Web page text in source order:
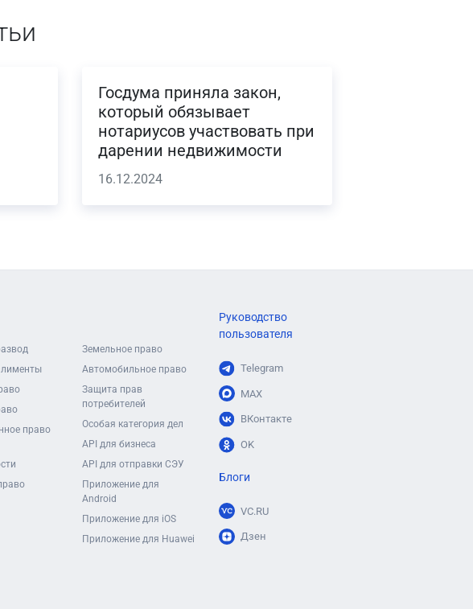
Госдума приняла закон,
который обязывает
нотариусов участвовать при
дарении недвижимости
16.12.2024
право
Земельное право
Автомобильное право
Защита прав
потребителей
Особая категория дел
API для бизнеса
API для отправки СЭУ
Приложение для
Android
Приложение для iOS
Приложение для Huawei
Руководство
пользователя
Telegram
MAX
ВКонтакте
OK
Блоги
VC.RU
Дзен